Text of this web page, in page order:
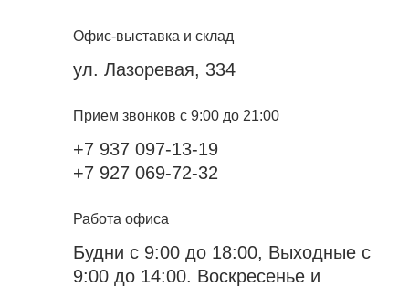
Офис-выставка и склад
ул. Лазоревая, 334
Прием звонков с 9:00 до 21:00
+7 937 097-13-19
+7 927 069-72-32
Работа офиса
Будни с 9:00 до 18:00, Выходные с
9:00 до 14:00. Воскресенье и